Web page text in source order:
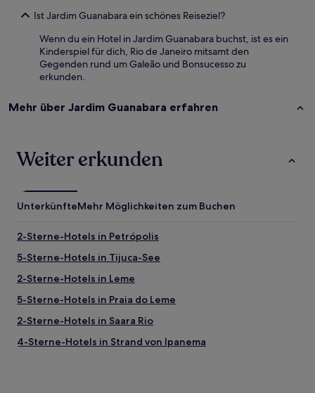
Ist Jardim Guanabara ein schönes Reiseziel?
Wenn du ein Hotel in Jardim Guanabara buchst, ist es ein
Kinderspiel für dich, Rio de Janeiro mitsamt den
Gegenden rund um Galeão und Bonsucesso zu
erkunden.
Mehr über Jardim Guanabara erfahren
Weiter erkunden
UnterkünfteMehr Möglichkeiten zum Buchen
2-Sterne-Hotels in Petrópolis
5-Sterne-Hotels in Tijuca-See
2-Sterne-Hotels in Leme
5-Sterne-Hotels in Praia do Leme
2-Sterne-Hotels in Saara Rio
4-Sterne-Hotels in Strand von Ipanema